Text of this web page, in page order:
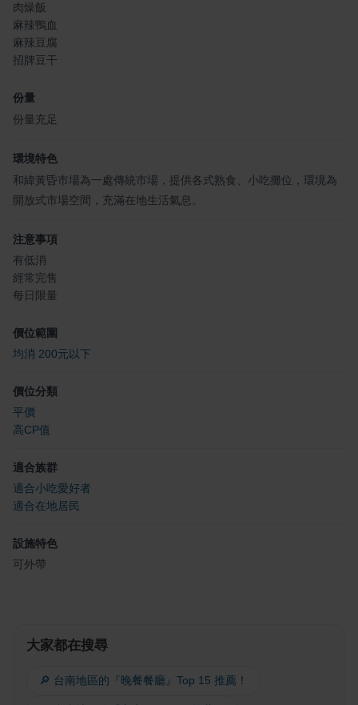
肉燥飯
麻辣鴨血
麻辣豆腐
招牌豆干
份量
份量充足
環境特色
和緯黃昏市場為一處傳統市場，提供各式熟食、小吃攤位，環境為
開放式市場空間，充滿在地生活氣息。
注意事項
有低消
經常完售
每日限量
價位範圍
均消 200元以下
價位分類
平價
高CP值
適合族群
適合小吃愛好者
適合在地居民
設施特色
可外帶
大家都在搜尋
🔎 台南地區的『晚餐餐廳』Top 15 推薦！